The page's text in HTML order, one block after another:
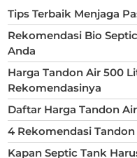
Tips Terbaik Menjaga
Rekomendasi Bio
Anda
Harga Tandon Air 500
Rekomendasinya
Daftar Harga Tandon
4 Rekomendasi
Kapan Septic Tank